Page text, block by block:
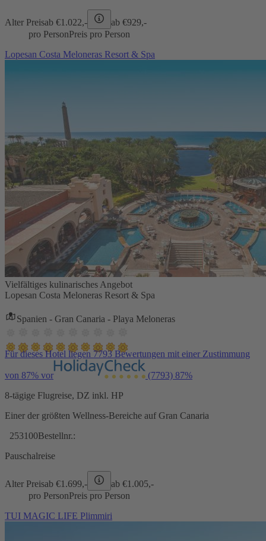
Alter Preisab €1.022,- ab €929,-
pro PersonPreis pro Person
Lopesan Costa Meloneras Resort & Spa
Vielfältiges kulinarisches Angebot
Lopesan Costa Meloneras Resort & Spa
Spanien - Gran Canaria - Playa Meloneras
Für dieses Hotel liegen 7793 Bewertungen mit einer Zustimmung
von 87% vor (7793) 87%
8-tägige Flugreise, DZ inkl. HP
Einer der größten Wellness-Bereiche auf Gran Canaria
253100Bestellnr.:
Pauschalreise
Alter Preisab €1.699,- ab €1.005,-
pro PersonPreis pro Person
TUI MAGIC LIFE Plimmiri